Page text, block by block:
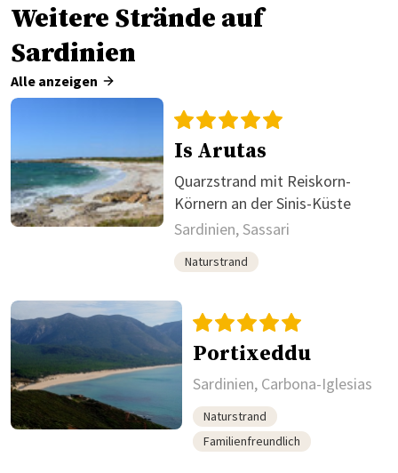
Weitere Strände auf
Sardinien
Alle anzeigen
Is Arutas
Quarzstrand mit Reiskorn-
Körnern an der Sinis-Küste
Sardinien, Sassari
Naturstrand
Portixeddu
Sardinien, Carbona-Iglesias
Naturstrand
Familienfreundlich